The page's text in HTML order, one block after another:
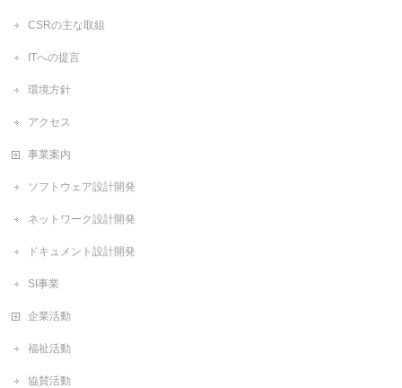
CSRの主な取組
ITへの提言
環境方針
アクセス
事業案内
ソフトウェア設計開発
ネットワーク設計開発
ドキュメント設計開発
SI事業
企業活動
福祉活動
協賛活動